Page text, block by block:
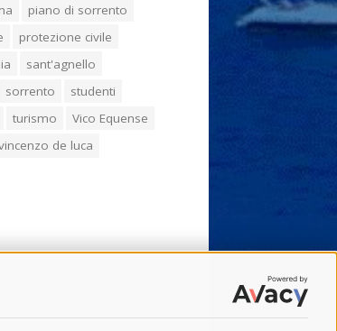
piano di sorrento
protezione civile
sant'agnello
sorrento
studenti
turismo
Vico Equense
de luca